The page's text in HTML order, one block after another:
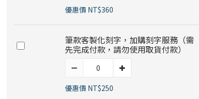
優惠價 NT$360
筆款客製化刻字，加購刻字服務（需
先完成付款，請勿使用取貨付款）
優惠價 NT$250